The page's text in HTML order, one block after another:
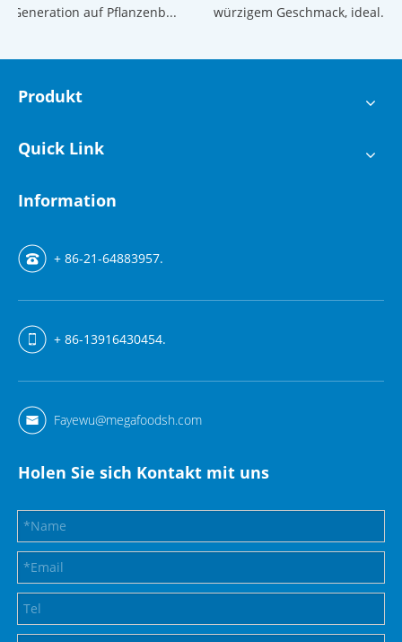
auf Pflanzenb...
würzigem Geschmack, ideal...
Produkt
Quick Link
Information
+ 86-21-64883957.
+ 86-13916430454.
Fayewu@megafoodsh.com
Holen Sie sich Kontakt mit uns